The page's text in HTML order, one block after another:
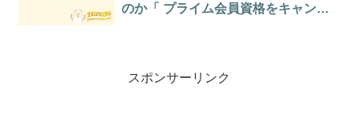
のか「 プライム会員資格をキャンセ
スポンサーリンク